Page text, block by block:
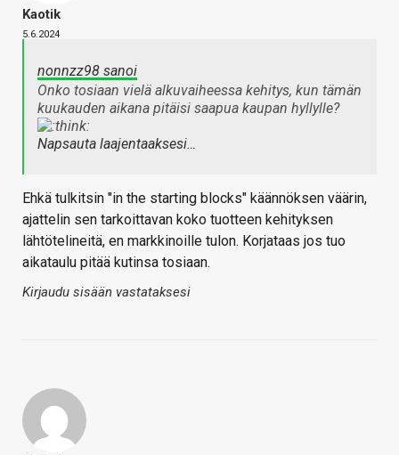
Kaotik
5.6.2024
nonnzz98 sanoi
Onko tosiaan vielä alkuvaiheessa kehitys, kun tämän
kuukauden aikana pitäisi saapua kaupan hyllylle?
Napsauta laajentaaksesi…
Ehkä tulkitsin "in the starting blocks" käännöksen väärin,
ajattelin sen tarkoittavan koko tuotteen kehityksen
lähtötelineitä, en markkinoille tulon. Korjataas jos tuo
aikataulu pitää kutinsa tosiaan.
Kirjaudu sisään vastataksesi